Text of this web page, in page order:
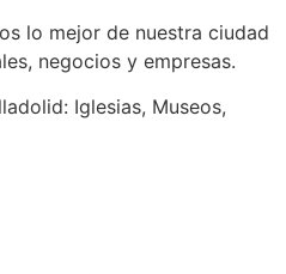
lo mejor de nuestra ciudad
negocios y empresas.
Iglesias, Museos,